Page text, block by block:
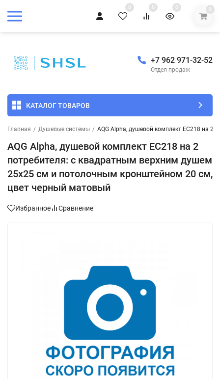
0 0 0 0
+7 962 971-32-52
Отдел продаж
КАТАЛОГ ТОВАРОВ
Главная / Душевые системы / AQG Alpha, душевой комплект EC218 на
AQG Alpha, душевой комплект EC218 на 2
потребителя: с квадратным верхним душем
25х25 см и потолочным кронштейном 20 см,
цвет черный матовый
Избранное Сравнение